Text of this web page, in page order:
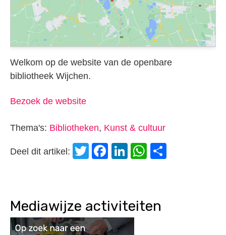
Welkom op de website van de openbare
bibliotheek Wijchen.
Bezoek de website
Thema's: Bibliotheken, Kunst & cultuur
Deel dit artikel: Twitter
Facebook
LinkedIn
WhatsApp
Mediawijze activiteiten